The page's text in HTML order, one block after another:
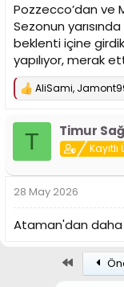
Pozzecco’dan ve
Sezonun
beklenti içine
yapılıyor, merak
T
p
l
:
AliSami,
T Timur
Kayıtlı
28 May 2026
Ataman'dan daha
Birinci